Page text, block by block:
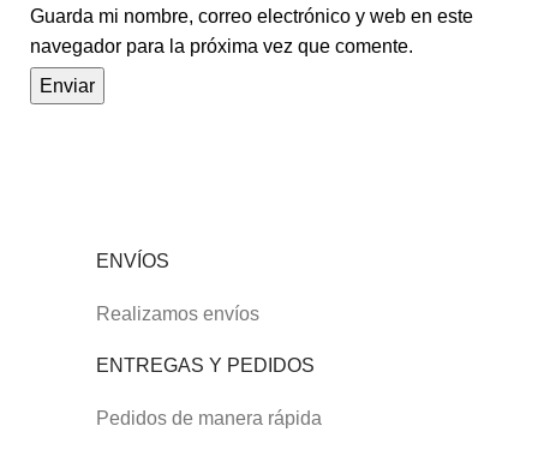
Guarda mi nombre, correo electrónico y web en este
navegador para la próxima vez que comente.
ENVÍOS
Realizamos envíos
ENTREGAS Y PEDIDOS
Pedidos de manera rápida